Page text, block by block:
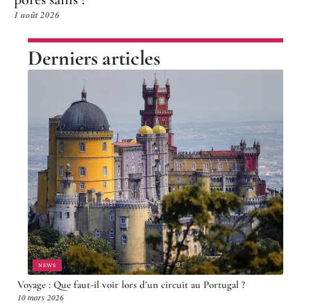
1 août 2026
Derniers articles
NEWS
Voyage : Que faut-il voir lors d’un circuit au Portugal ?
10 mars 2026